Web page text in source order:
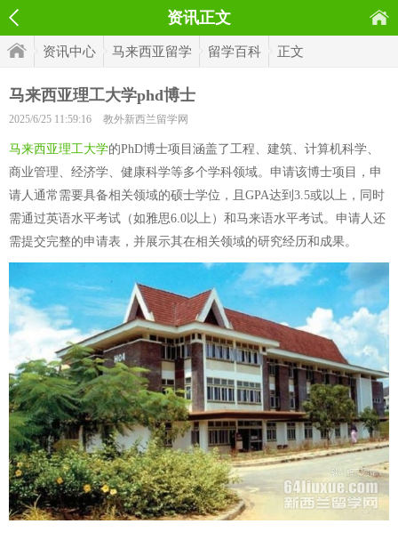
资讯正文
资讯中心 马来西亚留学 留学百科 正文
马来西亚理工大学phd博士
2025/6/25 11:59:16 教外新西兰留学网
马来西亚理工大学的PhD博士项目涵盖了工程、建筑、计算机科学、
商业管理、经济学、健康科学等多个学科领域。申请该博士项目，申
请人通常需要具备相关领域的硕士学位，且GPA达到3.5或以上，同时
需通过英语水平考试（如雅思6.0以上）和马来语水平考试。申请人还
需提交完整的申请表，并展示其在相关领域的研究经历和成果。